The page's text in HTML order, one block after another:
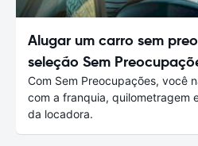
Alugar um carro sem
seleção Sem
Com Sem Preocupações, você
com a franquia, quilometragem
da locadora.